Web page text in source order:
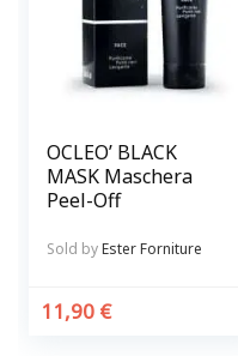
OCLEO’ BLACK
MASK Maschera
Peel-Off
Sold byEster Forniture
11,90 €